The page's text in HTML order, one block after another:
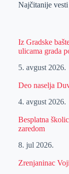
Najčitanije vesti
Iz Gradske
ulicama grada
5. avgust 2026.
Deo naselja
4. avgust 2026.
Besplatna
zaredom
8. jul 2026.
Zrenjaninac